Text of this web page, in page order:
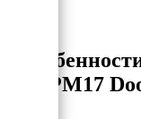
1РМ17